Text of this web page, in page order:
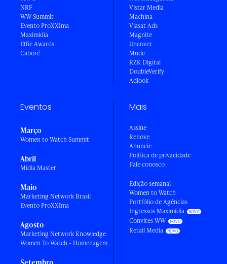
NRF
WW Summit
Evento ProXXIma
Maximídia
Effie Awards
Caboré
Vistar Media
Machina
Viasat Ads
Magnite
Uncover
Mude
RZK Digital
DoubleVerify
Adlook
Eventos
Março
Women to Watch Summit
Abril
Mídia Master
Maio
Marketing Network Brasil
Evento ProXXIma
Agosto
Marketing Network Knowledge
Women To Watch - Homenagem
Mais
Assine
Renove
Anuncie
Política de privacidade
Fale conosco
Edição semanal
Women to Watch
Portfólio de Agências
Ingressos Maximídia
Convites WW
Retail Media